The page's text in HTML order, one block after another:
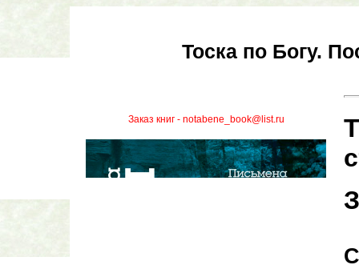
Тоска по Богу.
Заказ книг - notabene_book@list.ru